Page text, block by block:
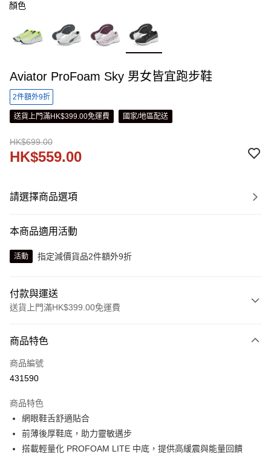
顏色
Aviator ProFoam Sky 男女皆宜跑步鞋
2件額外9折
送貨上門滿HK$399.00免運費 國家/地區配送
HK$699.00
HK$559.00
請選擇商品選項
本商品適用活動
活動 指定減價貨品2件額外9折
付款與運送
送貨上門滿HK$399.00免運費
信用卡
線上付款
Alipay, PayMe, WeChat Pay, UnionPay, FPS
送貨方式
單筆訂單淨值滿$399可享免運費優惠
每筆HK$30.00，滿HK$399.00或以上免運費
商品特色
商品編號
431590
商品特色
網眼鞋舌舒適貼合
前薄後厚鞋底，助力靈敏邁步
搭載輕量化 PROFOAM LITE 中底，提供高緩震與能量回饋